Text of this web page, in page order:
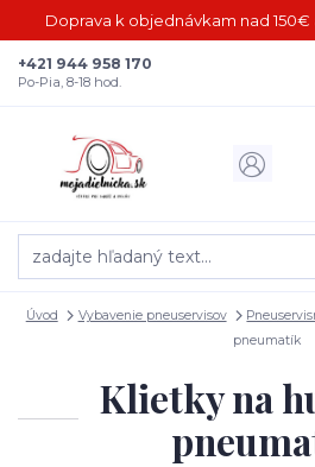
Doprava k objednávkam nad
+421 944 958 170
Po-Pia, 8-18 hod.
Úvod Vybavenie pneuservisov
pneumatík
Klietky na